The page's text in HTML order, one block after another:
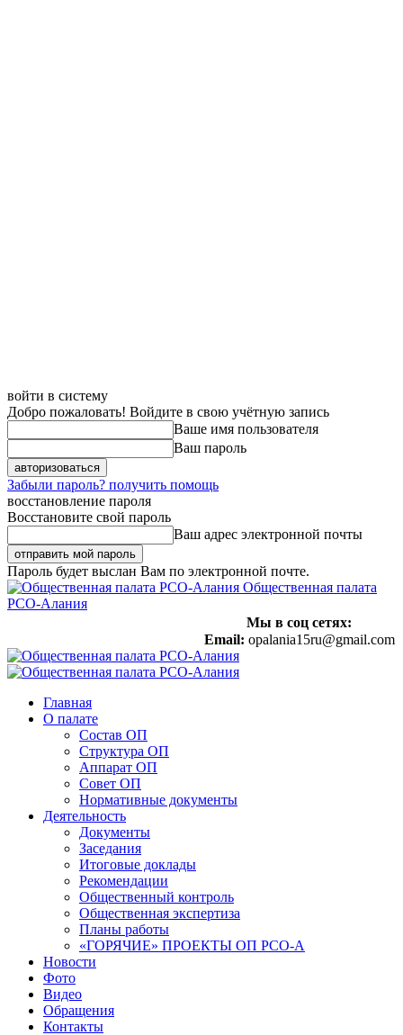
войти в систему
Добро пожаловать! Войдите в свою учётную запись
Ваше имя пользователя
Ваш пароль
Забыли пароль? получить помощь
восстановление пароля
Восстановите свой пароль
Ваш адрес электронной почты
Пароль будет выслан Вам по электронной почте.
Общественная палата
РСО-Алания
Мы в соц сетях:
Email: opalania15ru@gmail.com
Главная
О палате
Состав ОП
Структура ОП
Аппарат ОП
Совет ОП
Нормативные документы
Деятельность
Документы
Заседания
Итоговые доклады
Рекомендации
Общественный контроль
Общественная экспертиза
Планы работы
«ГОРЯЧИЕ» ПРОЕКТЫ ОП РСО-А
Новости
Фото
Видео
Обращения
Контакты